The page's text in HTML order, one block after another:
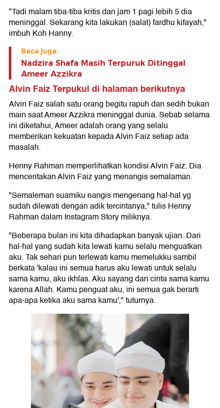
"Tadi malam tiba-tiba kritis dan jam 1 pagi lebih 5 dia
meninggal. Sekarang kita lakukan (salat) fardhu kifayah,"
imbuh Koh Hanny.
Baca juga:
Nadzira Shafa Masih Terpuruk Ditinggal
Ameer Azzikra
Alvin Faiz Terpukul di halaman berikutnya
Alvin Faiz salah satu orang begitu rapuh dan sedih bukan
main saat Ameer Azzikra meninggal dunia. Sebab selama
ini diketahui, Ameer adalah orang yang selalu
memberikan kekuatan kepada Alvin Faiz setiap ada
masalah.
Henny Rahman memperlihatkan kondisi Alvin Faiz. Dia
menceritakan Alvin Faiz yang menangis semalaman.
"Semaleman suamiku nangis mengenang hal-hal yg
sudah dilewati dengan adik tercintanya," tulis Henny
Rahman dalam Instagram Story miliknya.
"Beberapa bulan ini kita dihadapkan banyak ujian. Dari
hal-hal yang sudah kita lewati kamu selalu menguatkan
aku. Tak sehari pun terlewati kamu memelukku sambil
berkata 'kalau ini semua harus aku lewati untuk selalu
sama kamu, aku ikhlas. Aku sayang dan cinta sama kamu
karena Allah. Kamu penguat aku, ini semua gak berarti
apa-apa ketika aku sama kamu'," tuturnya.